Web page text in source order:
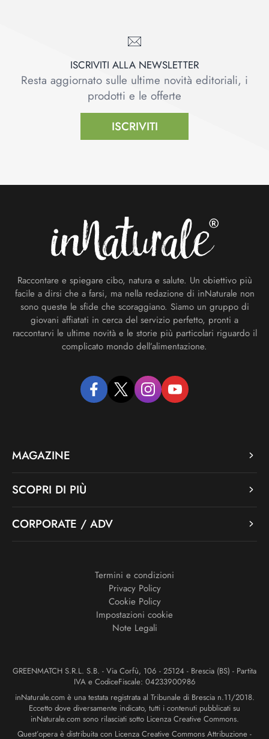
ISCRIVITI ALLA NEWSLETTER
Resta aggiornato sulle ultime novità editoriali, i
prodotti e le offerte
ISCRIVITI
Raccontare e spiegare cibo, natura e salute. Un obiettivo più
facile a dirsi che a farsi, ma nella redazione di inNaturale non
sono queste le sfide che scoraggiano. Siamo un gruppo di
giovani affiatati in cerca del servizio perfetto, pronti a
raccontarvi le ultime novità e le storie più particolari riguardo il
complicato mondo dell’alimentazione.
facebooktwitter instagramyoutube
MAGAZINE
SCOPRI DI PIÙ
CORPORATE / ADV
Termini e condizioni
Privacy Policy
Cookie Policy
Impostazioni cookie
Note Legali
GREENMATCH S.R.L. S.B. - Via Corfù, 106 - 25124 - Brescia (BS) - Partita
IVA e CodiceFiscale: 04233900986
inNaturale.com è una testata registrata al Tribunale di Brescia n.11/2018.
Eccetto dove diversamente indicato, tutti i contenuti pubblicati su
inNaturale.com sono rilasciati sotto Licenza Creative Commons.
Quest’opera è distribuita con Licenza Creative Commons Attribuzione -